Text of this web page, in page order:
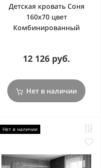
Детская кровать Соня
160x70 цвет
Комбинированный
12 126 руб.
Нет в наличии
Нет в наличии